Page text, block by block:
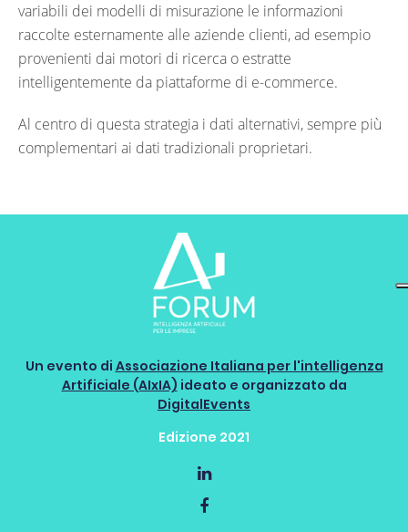
variabili dei modelli di misurazione le informazioni
raccolte esternamente alle aziende clienti, ad esempio
provenienti dai motori di ricerca o estratte
intelligentemente da piattaforme di e-commerce.
Al centro di questa strategia i dati alternativi, sempre più
complementari ai dati tradizionali proprietari.
Un evento di Associazione Italiana per l'intelligenza
Artificiale (AIxIA) ideato e organizzato da
DigitalEvents
Edizione 2021